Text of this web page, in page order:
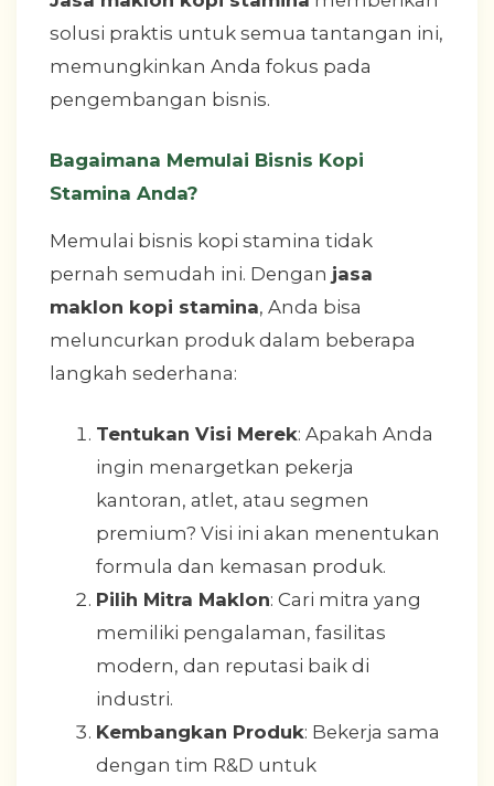
solusi praktis untuk semua tantangan ini,
memungkinkan Anda fokus pada
pengembangan bisnis.
Bagaimana Memulai Bisnis Kopi
Stamina Anda?
Memulai bisnis kopi stamina tidak
pernah semudah ini. Dengan jasa
maklon kopi stamina, Anda bisa
meluncurkan produk dalam beberapa
langkah sederhana:
Tentukan Visi Merek: Apakah Anda
ingin menargetkan pekerja
kantoran, atlet, atau segmen
premium? Visi ini akan menentukan
formula dan kemasan produk.
Pilih Mitra Maklon: Cari mitra yang
memiliki pengalaman, fasilitas
modern, dan reputasi baik di
industri.
Kembangkan Produk: Bekerja sama
dengan tim R&D untuk